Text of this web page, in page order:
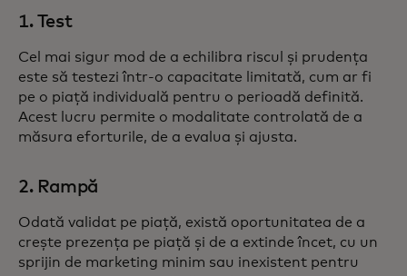
1. Test
Cel mai sigur mod de a echilibra riscul și prudența
este să testezi într-o capacitate limitată, cum ar fi
pe o piață individuală pentru o perioadă definită.
Acest lucru permite o modalitate controlată de a
măsura eforturile, de a evalua și ajusta.
2. Rampă
Odată validat pe piață, există oportunitatea de a
crește prezența pe piață și de a extinde încet, cu un
sprijin de marketing minim sau inexistent pentru